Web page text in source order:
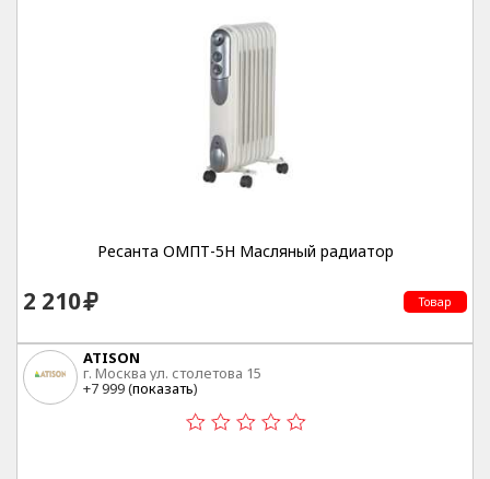
Ресанта ОМПТ-5Н Масляный радиатор
2 210 Товар
ATISON
г. Москва ул. столетова 15
+7 999 (показать)